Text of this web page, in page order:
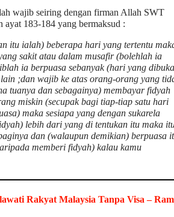
wajib seiring dengan firman Allah SWT
ayat 183-184 yang bermaksud :
itu ialah) beberapa hari yang tertentu
sakit atau dalam musafir (bolehlah ia
ia berpuasa sebanyak (hari yang
;dan wajib ke atas orang-orang yang
tuanya dan sebagainya) membayar fidyah
miskin (secupak bagi tiap-tiap satu hari
maka sesiapa yang dengan sukarela
lebih dari yang di tentukan itu maka
dan (walaupun demikian) berpuasa
memberi fidyah) kalau kamu
Rakyat Malaysia Tanpa Visa –